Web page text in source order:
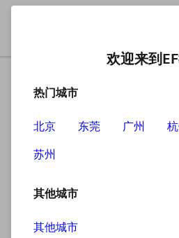
欢迎来到
热门城市
北京 东莞 广州
苏州
其他城市
其他城市